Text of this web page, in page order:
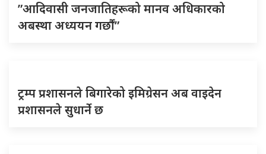
”आदिवासी जनजातिहरूको मानव अधिकारको
अबस्था अध्ययन गर्छौं”
ट्रम्प प्रशासनले बिगारेको इमिग्रेसन अब वाइदेन
प्रशासनले सुधार्ने छ